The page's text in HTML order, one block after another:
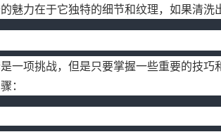
魅力在于它独特的细节和纹理，如果清洗
一项挑战，但是只要掌握一些重要的技
：